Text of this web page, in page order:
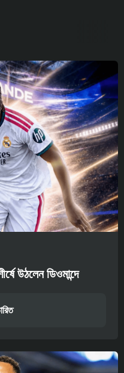
উঠলেন ডিওমান্দে